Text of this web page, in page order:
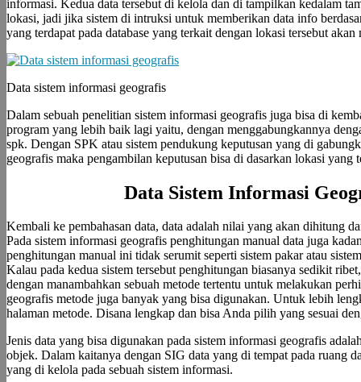
informasi. Kedua data tersebut di kelola dan di tampilkan kedalam
lokasi, jadi jika sistem di intruksi untuk memberikan data info
yang terdapat pada database yang terkait dengan lokasi tersebut akan
Data sistem informasi geografis
Dalam sebuah penelitian sistem informasi geografis juga bisa di
program yang lebih baik lagi yaitu, dengan menggabungkannya
spk. Dengan SPK atau sistem pendukung keputusan yang di
geografis maka pengambilan keputusan bisa di dasarkan lokasi yang
Data Sistem Informasi
Kembali ke pembahasan data, data adalah nilai yang akan dihitung
Pada sistem informasi geografis penghitungan manual data juga
penghitungan manual ini tidak serumit seperti sistem pakar atau
Kalau pada kedua sistem tersebut penghitungan biasanya sedikit
dengan manambahkan sebuah metode tertentu untuk melakukan
geografis metode juga banyak yang bisa digunakan. Untuk lebih
halaman metode. Disana lengkap dan bisa Anda pilih yang sesuai
Jenis data yang bisa digunakan pada sistem informasi geografis
objek. Dalam kaitanya dengan SIG data yang di tempat pada ruang
yang di kelola pada sebuah sistem informasi.